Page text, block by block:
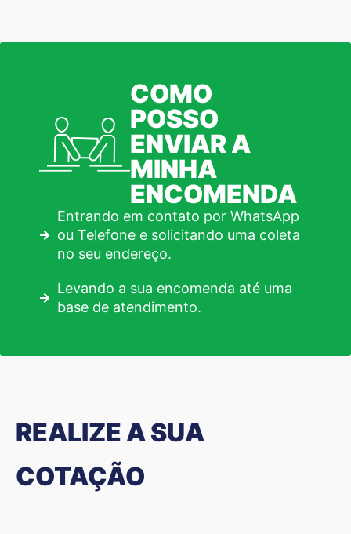
COMO
POSSO
ENVIAR A
MINHA
ENCOMENDA
Entrando em contato por WhatsApp
ou Telefone e solicitando uma coleta
no seu endereço.
Levando a sua encomenda até uma
base de atendimento.
REALIZE A SUA
COTAÇÃO